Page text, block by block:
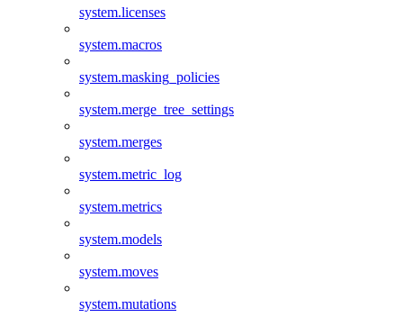
system.licenses
system.macros
system.masking_policies
system.merge_tree_settings
system.merges
system.metric_log
system.metrics
system.models
system.moves
system.mutations